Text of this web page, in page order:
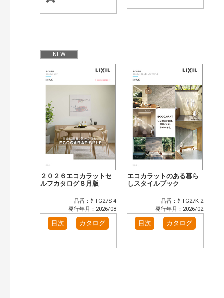
NEW
２０２６エコカラットセ
ルフカタログ８月版
品番：ﾀ-TG27S-4
発行年月：2026/08
目次 カタログ
エコカラットのある暮ら
しスタイルブック
品番：ﾀ-TG27K-2
発行年月：2026/02
目次 カタログ